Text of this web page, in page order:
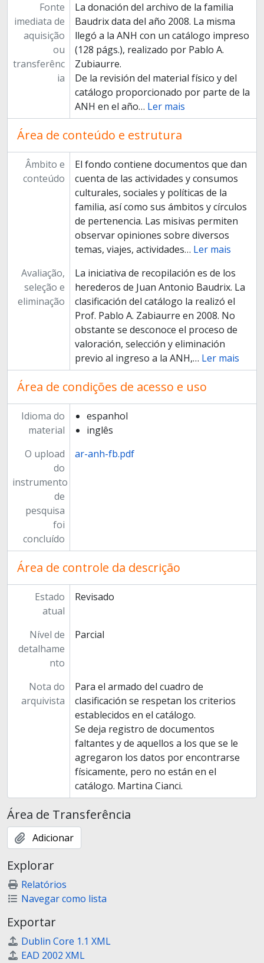
Fonte
imediata de
aquisição
ou
transferênc
ia
La donación del archivo de la familia
Baudrix data del año 2008. La misma
llegó a la ANH con un catálogo impreso
(128 págs.), realizado por Pablo A.
Zubiaurre.
De la revisión del material físico y del
catálogo proporcionado por parte de la
ANH en el año… Ler mais
Área de conteúdo e estrutura
Âmbito e
conteúdo
El fondo contiene documentos que dan
cuenta de las actividades y consumos
culturales, sociales y políticas de la
familia, así como sus ámbitos y círculos
de pertenencia. Las misivas permiten
observar opiniones sobre diversos
temas, viajes, actividades… Ler mais
Avaliação,
seleção e
eliminação
La iniciativa de recopilación es de los
herederos de Juan Antonio Baudrix. La
clasificación del catálogo la realizó el
Prof. Pablo A. Zabiaurre en 2008. No
obstante se desconoce el proceso de
valoración, selección y eliminación
previo al ingreso a la ANH,… Ler mais
Área de condições de acesso e uso
Idioma do
material
espanhol
inglês
O upload
do
instrumento
de
pesquisa
foi
concluído
ar-anh-fb.pdf
Área de controle da descrição
Estado
atual
Revisado
Nível de
detalhame
nto
Parcial
Nota do
arquivista
Para el armado del cuadro de
clasificación se respetan los criterios
establecidos en el catálogo.
Se deja registro de documentos
faltantes y de aquellos a los que se le
agregaron los datos por encontrarse
físicamente, pero no están en el
catálogo. Martina Cianci.
Área de Transferência
Adicionar
Explorar
Relatórios
Navegar como lista
Exportar
Dublin Core 1.1 XML
EAD 2002 XML